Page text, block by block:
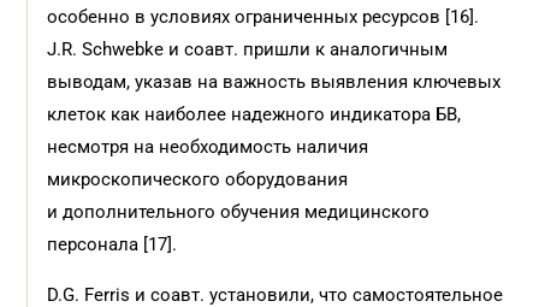
особенно в условиях ограниченных ресурсов [16].
J.R. Schwebke и соавт. пришли к аналогичным
выводам, указав на важность выявления ключевых
клеток как наиболее надежного индикатора БВ,
несмотря на необходимость наличия
микроскопического оборудования
и дополнительного обучения медицинского
персонала [17].
D.G. Ferris и соавт. установили, что самостоятельное